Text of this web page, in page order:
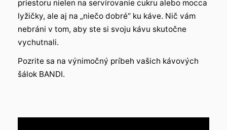
priestoru nielen na servírovanie cukru alebo mocca
lyžičky, ale aj na „niečo dobré“ ku káve. Nič vám
nebráni v tom, aby ste si svoju kávu skutočne
vychutnali.
Pozrite sa na výnimočný príbeh vašich kávových
šálok BANDI.